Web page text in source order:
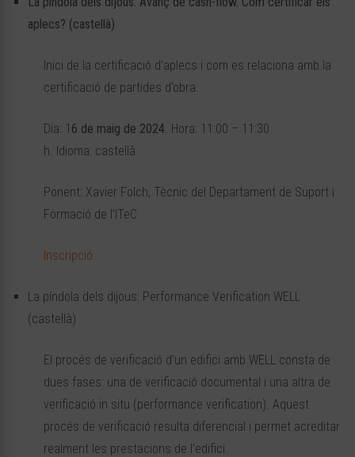
aplecs? (castellà)
Inici de la certificació d’aplecs i com es relaciona amb la
certificació de partides d’obra.
Dia: 1 6 de maig de 2024. Hora: 11:00 – 11:30
h. Idioma: castellà
Ponent: Xavier Folch, Tècnic del Departament de Suport i
Formació de l’ITeC
Inscripció
La píndola dels dijous: Performance Verification WELL
(castellà)
El procés de verificació d’un edifici amb WELL consta de
dues fases: una de verificació documental i una altra de
verificació in situ (performance verification). Aquest
procés de verificació resulta diferencial i permet acreditar
realment les prestacions de l’edifici.